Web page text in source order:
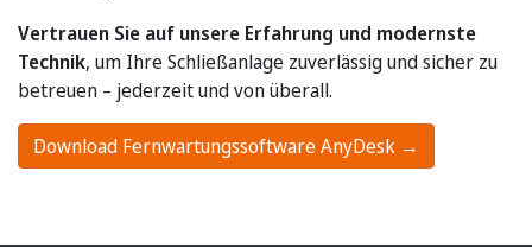
Vertrauen Sie auf unsere Erfahrung und modernste
Technik, um Ihre Schließanlage zuverlässig und sicher zu
betreuen – jederzeit und von überall.
Download Fernwartungssoftware AnyDesk →